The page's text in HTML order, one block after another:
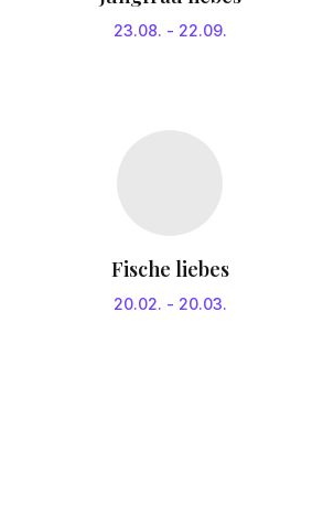
23.08. - 22.09.
Fische liebes
20.02. - 20.03.